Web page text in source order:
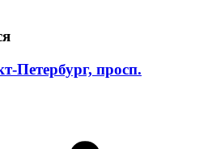
Петербург, просп.